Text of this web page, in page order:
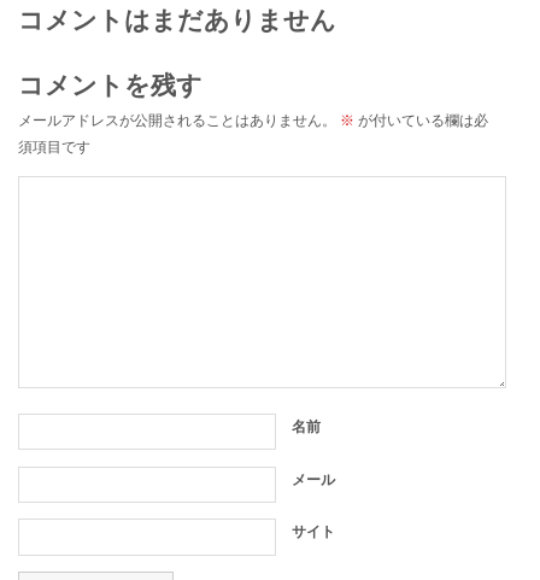
コメントはまだありません
コメントを残す
メールアドレスが公開されることはありません。 ※ が付いている欄は必
須項目です
名前
メール
サイト